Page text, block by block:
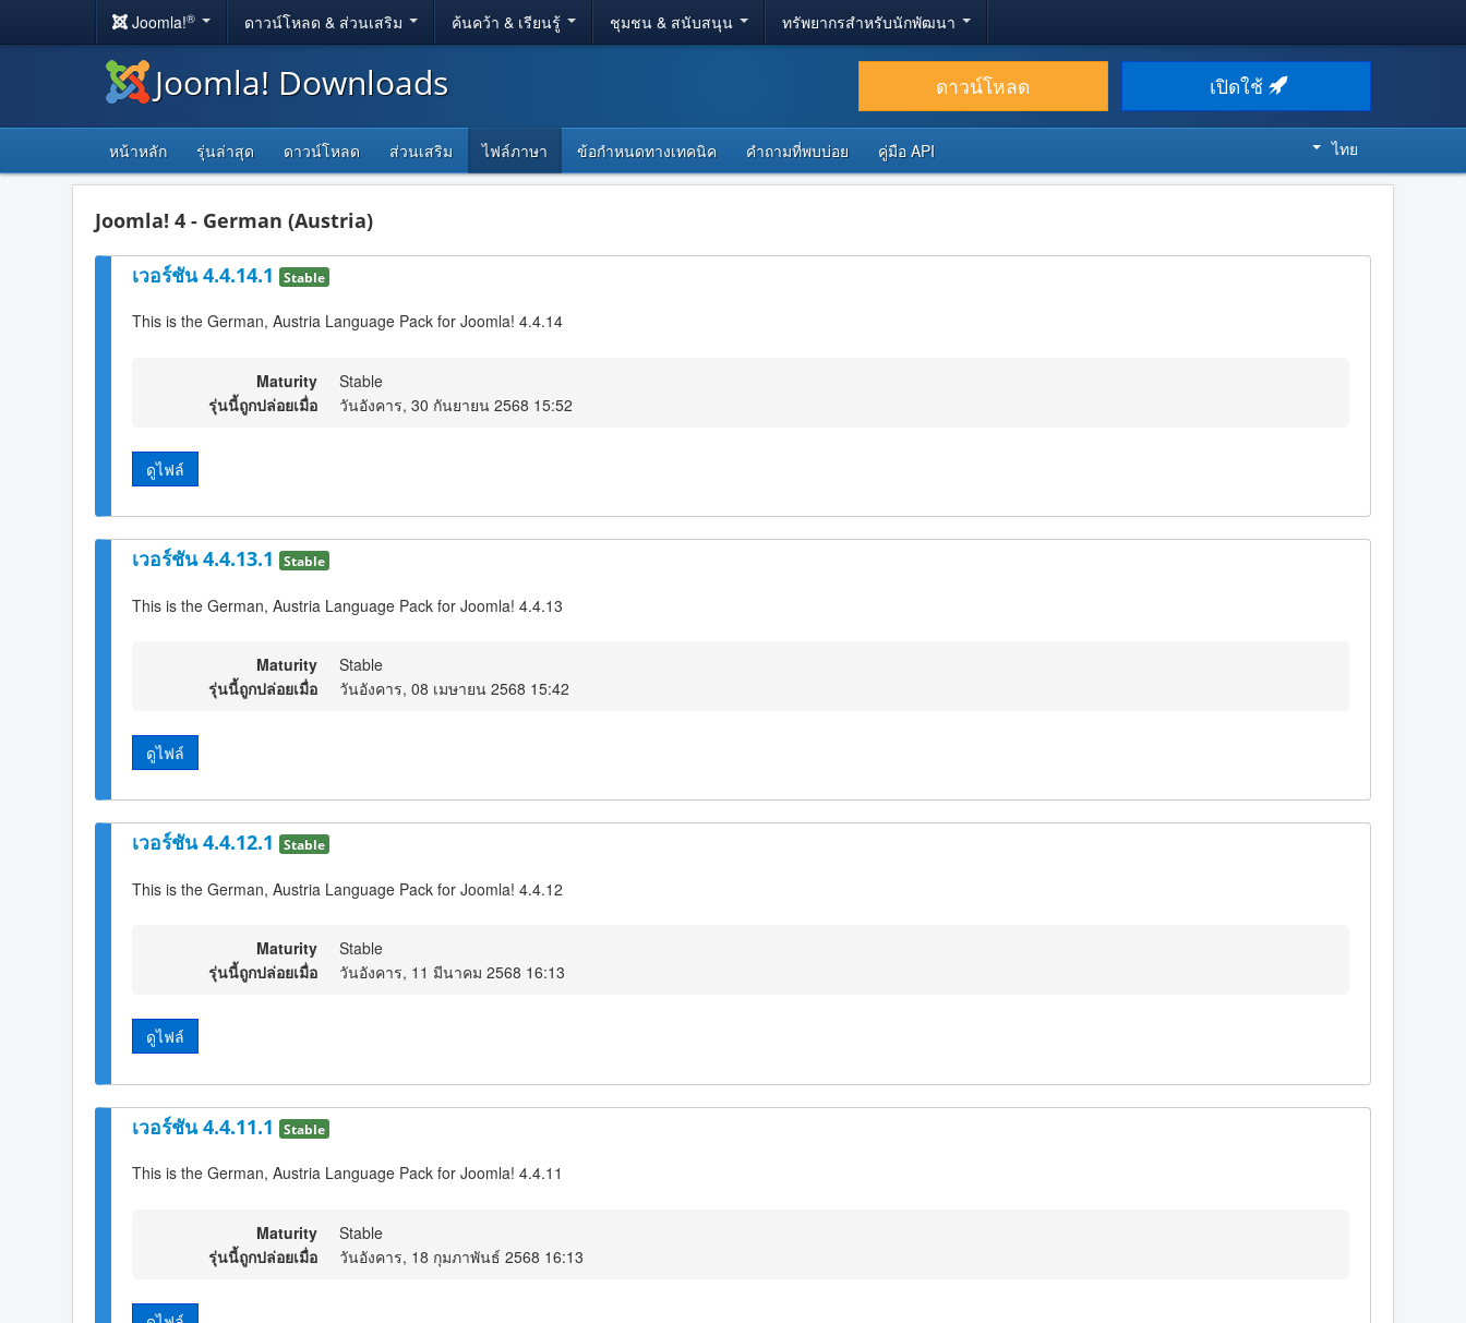
Joomla!® ดาวน์โหลด & ส่วนเสริม ค้นคว้า & เรียนรู้ ชุมชน & สนับสนุน ทรัพยากรสำหรับนักพัฒนา
Joomla! Downloads ดาวน์โหลด เปิดใช้
หน้าหลัก รุ่นล่าสุด ดาวน์โหลด ส่วนเสริม ไฟล์ภาษา ข้อกำหนดทางเทคนิค คำถามที่พบบ่อย คู่มือ API ไทย
Joomla! 4 - German (Austria)
เวอร์ชัน 4.4.14.1 Stable
This is the German, Austria Language Pack for Joomla! 4.4.14
Maturity
Stable
รุ่นนี้ถูกปล่อยเมื่อ
วันอังคาร, 30 กันยายน 2568 15:52
ดูไฟล์
เวอร์ชัน 4.4.13.1 Stable
This is the German, Austria Language Pack for Joomla! 4.4.13
Maturity
Stable
รุ่นนี้ถูกปล่อยเมื่อ
วันอังคาร, 08 เมษายน 2568 15:42
ดูไฟล์
เวอร์ชัน 4.4.12.1 Stable
This is the German, Austria Language Pack for Joomla! 4.4.12
Maturity
Stable
รุ่นนี้ถูกปล่อยเมื่อ
วันอังคาร, 11 มีนาคม 2568 16:13
ดูไฟล์
เวอร์ชัน 4.4.11.1 Stable
This is the German, Austria Language Pack for Joomla! 4.4.11
Maturity
Stable
รุ่นนี้ถูกปล่อยเมื่อ
วันอังคาร, 18 กุมภาพันธ์ 2568 16:13